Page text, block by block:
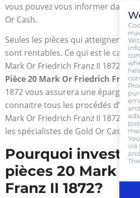
vous pouvez vous informer dans
Or Cash.
Seules les pièces qui atteignent
sont rentables. Ce qui est le cas
Mark Or Friedrich Franz II 1872.
Pièce 20 Mark Or Friedrich Franz II
1872 vous assurera une épargne
connaitre tous les procédés
Mark Or Friedrich Franz II 1872,
les spécialistes de Gold Or Cash.
Pourquoi investir
pièces 20 Mark
Franz II 1872?
via